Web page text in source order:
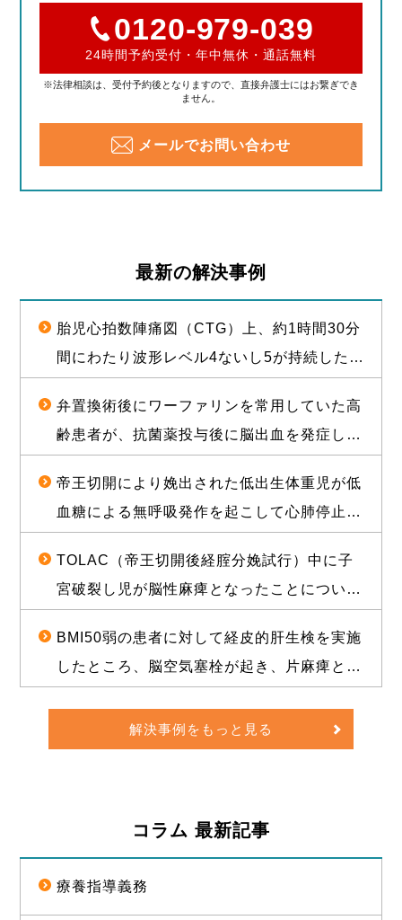
0120-979-039
24時間予約受付・年中無休・通話無料
※法律相談は、受付予約後となりますので、直接弁護士にはお繋ぎでき
ません。
メールでお問い合わせ
最新の解決事例
胎児心拍数陣痛図（CTG）上、約1時間30分
間にわたり波形レベル4ないし5が持続した後
について、1億2000万円（産科医療補償制度
補償金既払金を含む）で訴訟上の和解が成立
した事例
弁置換術後にワーファリンを常用していた高
齢患者が、抗菌薬投与後に脳出血を発症し常
成立し、役務提供分を含め約1億2000万円相
当の経済的利益を確保した事例
帝王切開により娩出された低出生体重児が低
血糖による無呼吸発作を起こして心肺停止に
3500万円の和解が成立した事例
TOLAC（帝王切開後経腟分娩試行）中に子
宮破裂し児が脳性麻痺となったことについ
ら、賠償金と給付金を合わせて約1億5000万
円相当の経済的利益を確保した事例
BMI50弱の患者に対して経皮的肝生検を実施
したところ、脳空気塞栓が起き、片麻痺とな
損害金や訴訟費用を合わせて約1億5000万円
の経済的利益を確保した事例
解決事例をもっと見る
コラム 最新記事
療養指導義務